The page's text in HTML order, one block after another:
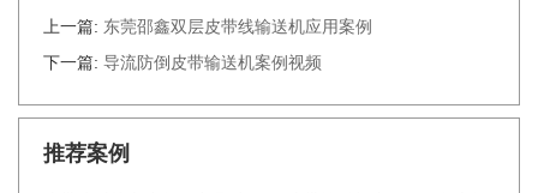
上一篇: 东莞邵鑫双层皮带线输送机应用案例
下一篇: 导流防倒皮带输送机案例视频
推荐案例